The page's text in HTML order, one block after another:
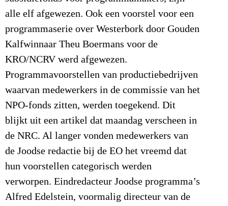
alle elf afgewezen. Ook een voorstel voor een
programmaserie over Westerbork door Gouden
Kalfwinnaar Theu Boermans voor de
KRO/NCRV werd afgewezen.
Programmavoorstellen van productiebedrijven
waarvan medewerkers in de commissie van het
NPO-fonds zitten, werden toegekend. Dit
blijkt uit een artikel dat maandag verscheen in
de NRC. Al langer vonden medewerkers van
de Joodse redactie bij de EO het vreemd dat
hun voorstellen categorisch werden
verworpen. Eindredacteur Joodse programma’s
Alfred Edelstein, voormalig directeur van de